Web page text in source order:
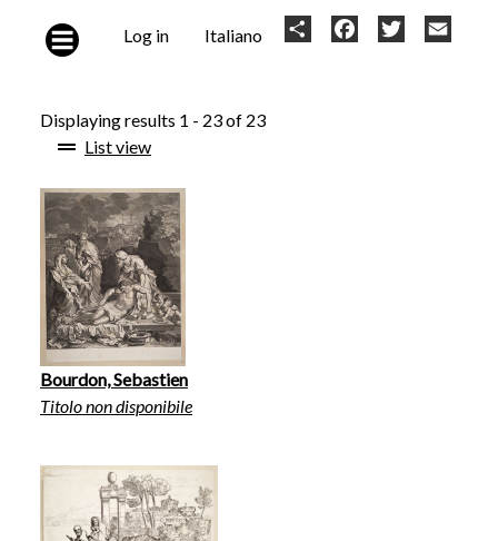
User
Log in Italiano Share FacebookTwitter
Displaying results 1 - 23 of 23
List view
Bourdon, Sebastien
Titolo non disponibile